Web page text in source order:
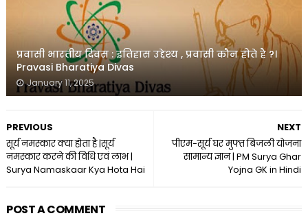
प्रवासी भारतीय दिवस : इतिहास उद्देश्य , प्रवासी कौन होते हैं ?।
Pravasi Bharatiya Divas
January 11, 2025
NEXT
पीएम-सूर्य घर मुफ्त बिजली योजना
सामान्य ज्ञान | PM Surya Ghar
Yojna GK in Hindi
PREVIOUS
सूर्य नमस्कार क्या होता है |सूर्य
नमस्कार करने की विधि एवं लाभ |
Surya Namaskaar Kya Hota Hai
POST A COMMENT